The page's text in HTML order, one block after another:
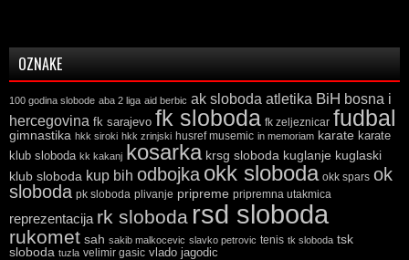
OZNAKE
100 godina slobode aba 2 liga aid berbic ak sloboda atletika BiH bosna i
hercegovina fk sarajevo fk sloboda fk zeljeznicar fudbal
gimnastika hkk siroki hkk zrinjski husref musemic in memoriam karate karate
klub sloboda kk kakanj kosarka krsg sloboda kuglanje kuglaski
klub sloboda kup bih odbojka okk sloboda okk spars ok
sloboda pk sloboda plivanje pripreme pripremna utakmica
reprezentacija rk sloboda rsd sloboda
rukomet sah sakib malkocevic slavko petrovic tenis tk sloboda tsk
sloboda tuzla velimir gasic vlado jagodic